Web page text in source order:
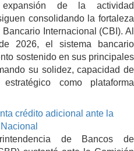
expansión de la actividad
consolidando la fortaleza
Internacional (CBI). Al
2026, el sistema bancario
sostenido en sus principales
su solidez, capacidad de
como plataforma
crédito adicional ante la
de Bancos de